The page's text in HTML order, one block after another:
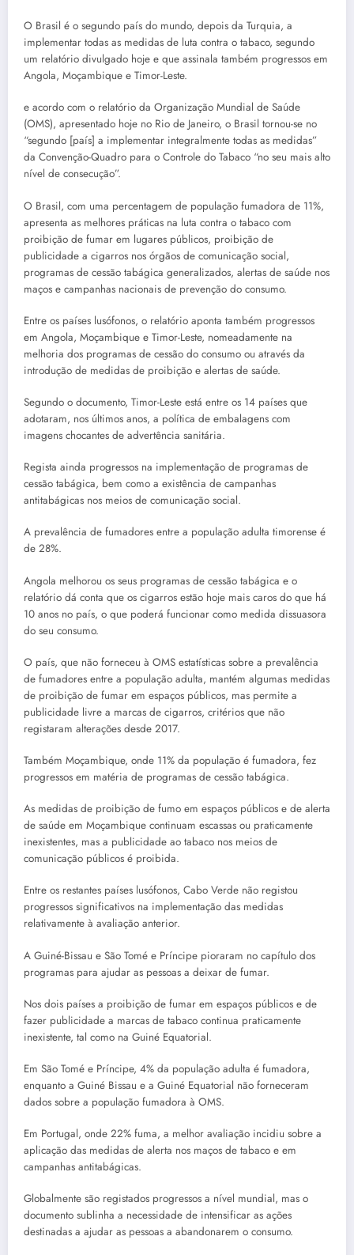
O Brasil é o segundo país do mundo, depois da Turquia, a
implementar todas as medidas de luta contra o tabaco, segundo
um relatório divulgado hoje e que assinala também progressos em
Angola, Moçambique e Timor-Leste.
e acordo com o relatório da Organização Mundial de Saúde
(OMS), apresentado hoje no Rio de Janeiro, o Brasil tornou-se no
“segundo [país] a implementar integralmente todas as medidas”
da Convenção-Quadro para o Controle do Tabaco “no seu mais alto
nível de consecução”.
O Brasil, com uma percentagem de população fumadora de 11%,
apresenta as melhores práticas na luta contra o tabaco com
proibição de fumar em lugares públicos, proibição de
publicidade a cigarros nos órgãos de comunicação social,
programas de cessão tabágica generalizados, alertas de saúde nos
maços e campanhas nacionais de prevenção do consumo.
Entre os países lusófonos, o relatório aponta também progressos
em Angola, Moçambique e Timor-Leste, nomeadamente na
melhoria dos programas de cessão do consumo ou através da
introdução de medidas de proibição e alertas de saúde.
Segundo o documento, Timor-Leste está entre os 14 países que
adotaram, nos últimos anos, a política de embalagens com
imagens chocantes de advertência sanitária.
Regista ainda progressos na implementação de programas de
cessão tabágica, bem como a existência de campanhas
antitabágicas nos meios de comunicação social.
A prevalência de fumadores entre a população adulta timorense é
de 28%.
Angola melhorou os seus programas de cessão tabágica e o
relatório dá conta que os cigarros estão hoje mais caros do que há
10 anos no país, o que poderá funcionar como medida dissuasora
do seu consumo.
O país, que não forneceu à OMS estatísticas sobre a prevalência
de fumadores entre a população adulta, mantém algumas medidas
de proibição de fumar em espaços públicos, mas permite a
publicidade livre a marcas de cigarros, critérios que não
registaram alterações desde 2017.
Também Moçambique, onde 11% da população é fumadora, fez
progressos em matéria de programas de cessão tabágica.
As medidas de proibição de fumo em espaços públicos e de alerta
de saúde em Moçambique continuam escassas ou praticamente
inexistentes, mas a publicidade ao tabaco nos meios de
comunicação públicos é proibida.
Entre os restantes países lusófonos, Cabo Verde não registou
progressos significativos na implementação das medidas
relativamente à avaliação anterior.
A Guiné-Bissau e São Tomé e Príncipe pioraram no capítulo dos
programas para ajudar as pessoas a deixar de fumar.
Nos dois países a proibição de fumar em espaços públicos e de
fazer publicidade a marcas de tabaco continua praticamente
inexistente, tal como na Guiné Equatorial.
Em São Tomé e Príncipe, 4% da população adulta é fumadora,
enquanto a Guiné Bissau e a Guiné Equatorial não forneceram
dados sobre a população fumadora à OMS.
Em Portugal, onde 22% fuma, a melhor avaliação incidiu sobre a
aplicação das medidas de alerta nos maços de tabaco e em
campanhas antitabágicas.
Globalmente são registados progressos a nível mundial, mas o
documento sublinha a necessidade de intensificar as ações
destinadas a ajudar as pessoas a abandonarem o consumo.